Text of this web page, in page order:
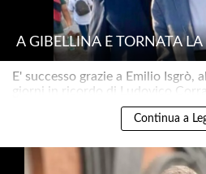
A GIBELLINA È TORNATA
E' successo grazie a Emilio Isgrò,
giorni in ricordo di Ludovico
Continua a